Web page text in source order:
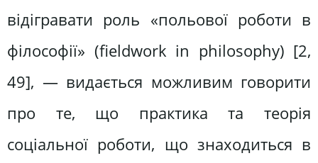
відігравати роль «польової роботи в
філософії» (fieldwork in philosophy) [2,
49], — видається можливим говорити
про те, що практика та теорія
соціальної роботи, що знаходиться в